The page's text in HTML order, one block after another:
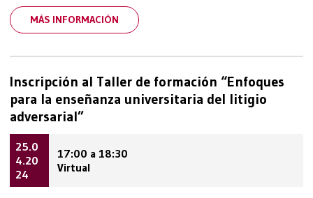
MÁS INFORMACIÓN
Inscripción al Taller de formación “Enfoques
para la enseñanza universitaria del litigio
adversarial”
25.0
4.20
24
17:00 a 18:30
Virtual